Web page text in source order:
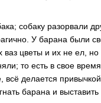
собаку разорвали
У барана были
цветы и их не ел,
то есть в свое
делается
барана и выставить